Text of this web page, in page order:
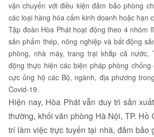
vận chuyển với điều kiện đảm bảo phòng
các loại hàng hóa cấm kinh doanh hoặc hạn
Tập đoàn Hòa Phát hoạt động theo 4 nhóm
sản phẩm thép, nông nghiệp và bất động
phòng, nhà máy, trang trại khắp cả nước,
động thực hiện các biện pháp phòng chống
cực ủng hộ các Bộ, ngành, địa phương
Covid-19.
Hiện nay, Hòa Phát vẫn duy trì sản
thường, khối văn phòng Hà Nội, TP. Hồ
trí làm việc trực tuyến tại nhà, đảm bảo